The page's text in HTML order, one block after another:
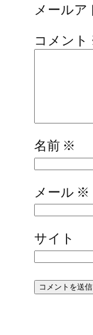
メールア
コメント
名前 ※
メール ※
サイト